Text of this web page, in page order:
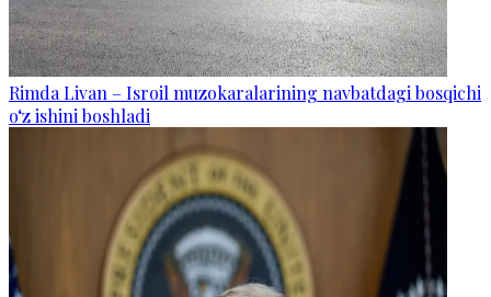
Rimda Livan – Isroil muzokaralarining navbatdagi bosqichi
o‘z ishini boshladi